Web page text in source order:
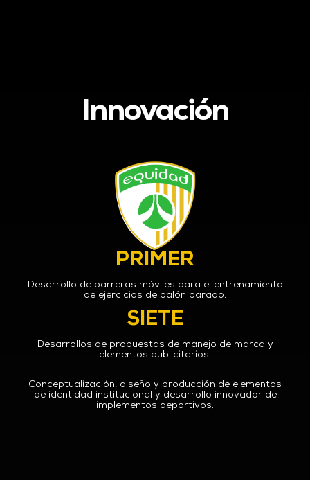
Innovación
PRIMER
Desarrollo de barreras móviles para el entrenamiento
de ejercicios de balón parado.
SIETE
Desarrollos de propuestas de manejo de marca y
elementos publicitarios.
Conceptualización, diseño y producción de elementos
de identidad institucional y desarrollo innovador de
implementos deportivos.